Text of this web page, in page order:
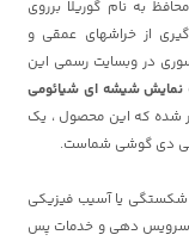
به نام گوریلا برروی
از خراشهای عمقی و
در وبسایت رسمی این
نمایش شیشه ای شیائومی
شده که این محصول ، یک
سی دی گوشی شماست.
شکستگی یا آسیب فیزیکی
سرویس دهی و خدمات پس